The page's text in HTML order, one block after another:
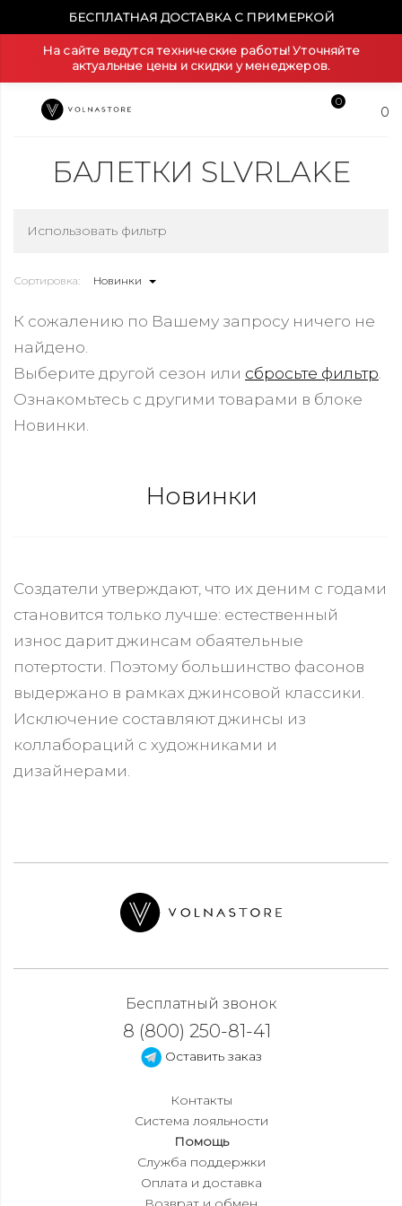
БЕСПЛАТНАЯ ДОСТАВКА С ПРИМЕРКОЙ
На сайте ведутся технические работы! Уточняйте
актуальные цены и скидки у менеджеров.
0
0
БАЛЕТКИ SLVRLAKE
Использовать фильтр
Сортировка: Новинки
К сожалению по Вашему запросу ничего не
найдено.
Выберите другой сезон или сбросьте фильтр
Ознакомьтесь с другими товарами в блоке
Новинки.
Новинки
Создатели утверждают, что их деним с годами
становится только лучше: естественный
износ дарит джинсам обаятельные
потертости. Поэтому большинство фасонов
выдержано в рамках джинсовой классики.
Исключение составляют джинсы из
коллабораций с художниками и
дизайнерами.
Бесплатный звонок
8 (800) 250-81-41
Оставить заказ
Контакты
Система лояльности
Помощь
Служба поддержки
Оплата и доставка